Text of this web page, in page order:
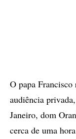
O papa Francisco
audiência
Janeiro, dom
cerca de uma